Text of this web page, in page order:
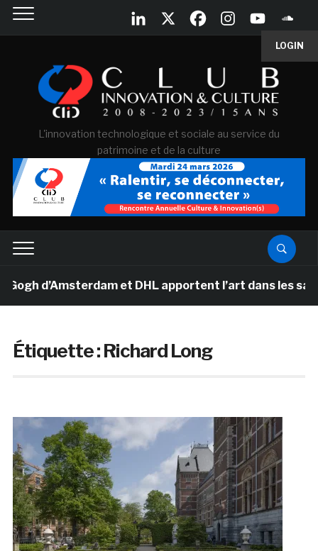
LOGIN
L'innovation technologique et sociale au service du
patrimoine et de la culture
d’Amsterdam et DHL apportent l’art dans les salles
Étiquette :Richard Long